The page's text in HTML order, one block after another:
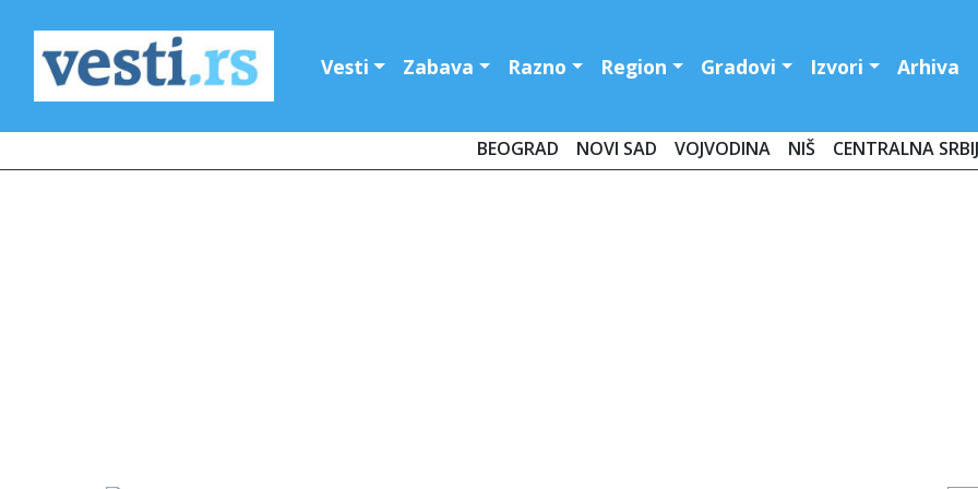
Vesti Zabava Razno Region Gradovi Izvori Arhiva
BEOGRAD NOVI SAD VOJVODINA NIŠ CENTRALNA